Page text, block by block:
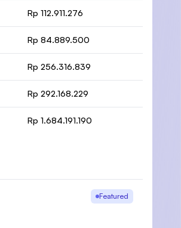
Rp 112.911.276
Rp 84.889.500
Rp 256.316.839
Rp 292.168.229
Rp 1.684.191.190
Featured